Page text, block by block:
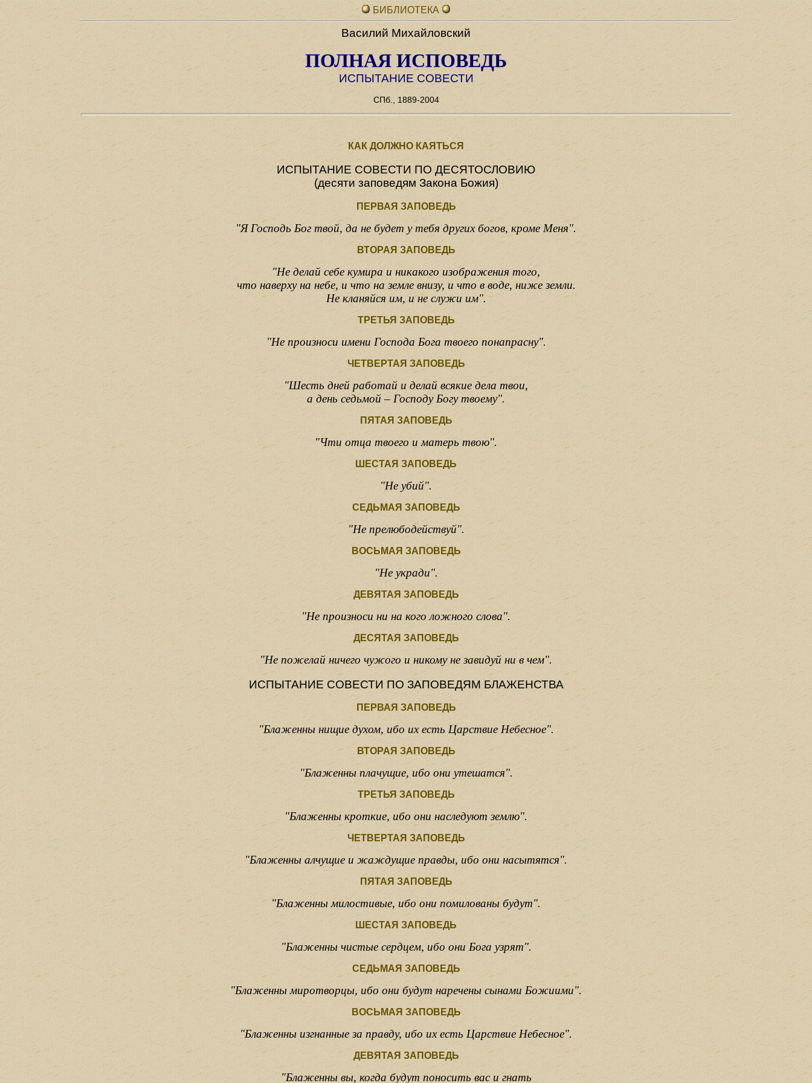
БИБЛИОТЕКА
Василий Михайловский
ПОЛНАЯ ИСПОВЕДЬ
ИСПЫТАНИЕ СОВЕСТИ
СПб., 1889-2004
КАК ДОЛЖНО КАЯТЬСЯ
ИСПЫТАНИЕ СОВЕСТИ ПО ДЕСЯТОСЛОВИЮ
(десяти заповедям Закона Божия)
ПЕРВАЯ ЗАПОВЕДЬ
"Я Господь Бог твой, да не будет у тебя других богов, кроме Меня".
ВТОРАЯ ЗАПОВЕДЬ
"Не делай себе кумира и никакого изображения того,
что наверху на небе, и что на земле внизу,и что в воде, ниже земли.
Не кланяйся им, и не служи им".
ТРЕТЬЯ ЗАПОВЕДЬ
"Не произноси имени Господа Бога твоего понапрасну".
ЧЕТВЕРТАЯ ЗАПОВЕДЬ
"Шесть дней работай и делай всякие дела твои,
а день седьмой – Господу Богу твоему".
ПЯТАЯ ЗАПОВЕДЬ
"Чти отца твоего и матерь твою".
ШЕСТАЯ ЗАПОВЕДЬ
"Не убий".
СЕДЬМАЯ ЗАПОВЕДЬ
"Не прелюбодействуй".
ВОСЬМАЯ ЗАПОВЕДЬ
"Не укради".
ДЕВЯТАЯ ЗАПОВЕДЬ
"Не произноси ни на кого ложного слова".
ДЕСЯТАЯ ЗАПОВЕДЬ
"Не пожелай ничего чужого и никому не завидуй ни в чем".
ИСПЫТАНИЕ СОВЕСТИПО ЗАПОВЕДЯМ БЛАЖЕНСТВА
ПЕРВАЯ ЗАПОВЕДЬ
"Блаженны нищие духом, ибо их есть Царствие Небесное".
ВТОРАЯ ЗАПОВЕДЬ
"Блаженны плачущие, ибо они утешатся".
ТРЕТЬЯ ЗАПОВЕДЬ
"Блаженны кроткие, ибо они наследуют землю".
ЧЕТВЕРТАЯ ЗАПОВЕДЬ
"Блаженны алчущие и жаждущие правды, ибо они насытятся".
ПЯТАЯ ЗАПОВЕДЬ
"Блаженны милостивые, ибо они помилованы будут".
ШЕСТАЯ ЗАПОВЕДЬ
"Блаженны чистые сердцем, ибо они Бога узрят".
СЕДЬМАЯ ЗАПОВЕДЬ
"Блаженны миротворцы, ибо они будут наречены сынами Божиими".
ВОСЬМАЯ ЗАПОВЕДЬ
"Блаженны изгнанные за правду, ибо их есть Царствие Небесное".
ДЕВЯТАЯ ЗАПОВЕДЬ
"Блаженны вы, когда будут поносить вас и гнать